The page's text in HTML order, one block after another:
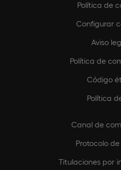
Política de
Configurar
Aviso
Política de
Código
Política
Canal de
Protocolo
Titulaciones por